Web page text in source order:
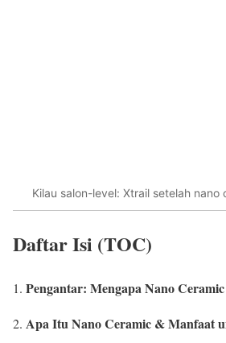
Kilau salon-level: Xtrail setelah nano
Daftar Isi (TOC)
Pengantar: Mengapa Nano
Apa Itu Nano Ceramic & Manfaat